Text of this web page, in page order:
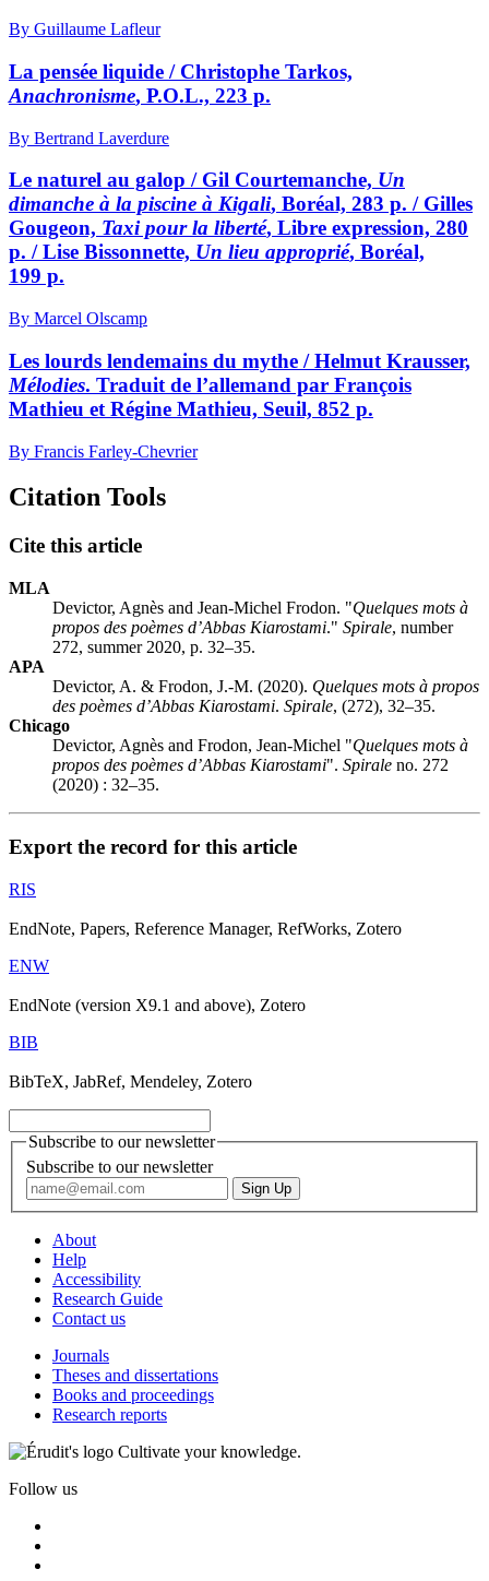
By Guillaume Lafleur
La pensée liquide / Christophe Tarkos,
Anachronisme, P.O.L., 223 p.
By Bertrand Laverdure
Le naturel au galop / Gil Courtemanche, Un
dimanche à la piscine à Kigali, Boréal, 283 p. / Gilles
Gougeon, Taxi pour la liberté, Libre expression, 280
p. / Lise Bissonnette, Un lieu approprié, Boréal,
199 p.
By Marcel Olscamp
Les lourds lendemains du mythe / Helmut Krausser,
Mélodies. Traduit de l’allemand par François
Mathieu et Régine Mathieu, Seuil, 852 p.
By Francis Farley-Chevrier
Citation Tools
Cite this article
MLA
Devictor, Agnès and Jean-Michel Frodon. "Quelques mots à
propos des poèmes d’Abbas Kiarostami." Spirale, number
272, summer 2020, p. 32–35.
APA
Devictor, A. & Frodon, J.-M. (2020). Quelques mots à propos
des poèmes d’Abbas Kiarostami. Spirale, (272), 32–35.
Chicago
Devictor, Agnès and Frodon, Jean-Michel "Quelques mots à
propos des poèmes d’Abbas Kiarostami". Spirale no. 272
(2020) : 32–35.
Export the record for this article
RIS
EndNote, Papers, Reference Manager, RefWorks, Zotero
ENW
EndNote (version X9.1 and above), Zotero
BIB
BibTeX, JabRef, Mendeley, Zotero
Subscribe to our newsletter
Subscribe to our newsletter
About
Help
Accessibility
Research Guide
Contact us
Journals
Theses and dissertations
Books and proceedings
Research reports
Cultivate your knowledge.
Follow us